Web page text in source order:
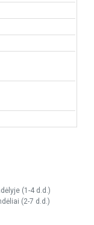
(1-4 d.d.)
(2-7 d.d.)